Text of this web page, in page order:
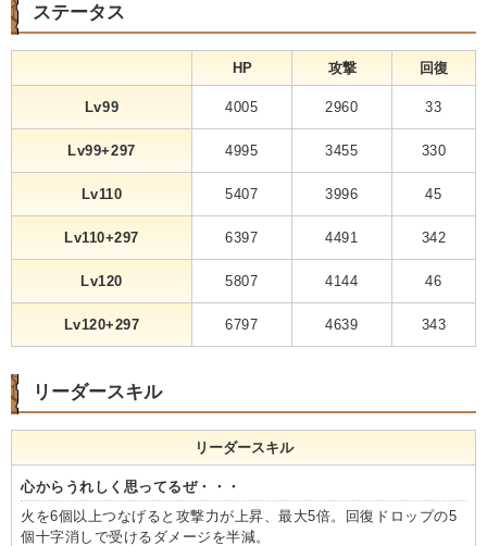
ステータス
HP 攻撃 回復
Lv99 4005 2960 33
Lv99+297 4995 3455 330
Lv110 5407 3996 45
Lv110+297 6397 4491 342
Lv120 5807 4144 46
Lv120+297 6797 4639 343
リーダースキル
リーダースキル
心からうれしく思ってるぜ・・・
火を6個以上つなげると攻撃力が上昇、最大5倍。回復ドロップの5
個十字消しで受けるダメージを半減。